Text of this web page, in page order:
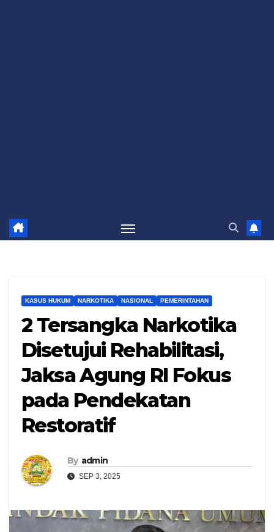
KASUS HUKUM NARKOTIKA NASIONAL PEMERINTAHAN
2 Tersangka Narkotika
Disetujui Rehabilitasi,
Jaksa Agung RI Fokus
pada Pendekatan
Restoratif
By admin
SEP 3, 2025